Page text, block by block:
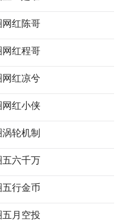
网红陈哥
网红程哥
红凉兮
网红小侠
轮机制
五六千万
行金币
月空投